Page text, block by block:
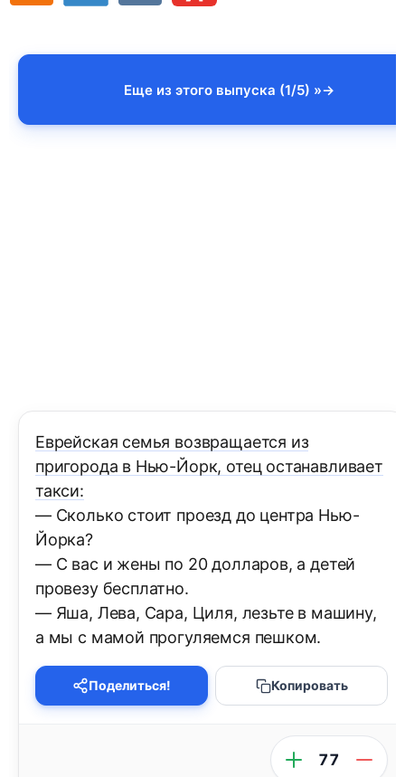
Еще из этого выпуска (1/5) »
Еврейская семья возвращается из
пригорода в Нью-Йорк, отец останавливает
такси:
— Сколько стоит проезд до центра Нью-
Йорка?
— С вас и жены по 20 долларов, а детей
провезу бесплатно.
— Яша, Лева, Сара, Циля, лезьте в машину,
а мы с мамой прогуляемся пешком.
Поделиться! Копировать
77